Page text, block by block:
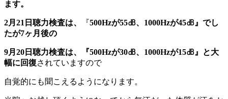
ます。
2月21日聴力検査は、 『500Hzが55㏈、1000Hzが45㏈』でし
たが7ヶ月後の
9月20日聴力検査は、『500Hzが30㏈、1000Hzが15㏈』と大
幅に回復されていますので
自覚的にも聞こえるようになります。